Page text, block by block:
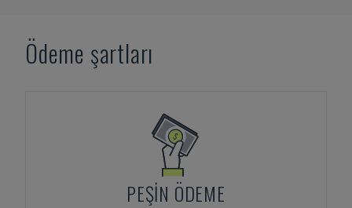
Ödeme şartları
PEŞIN ÖDEME